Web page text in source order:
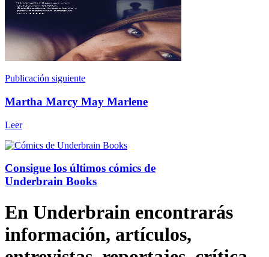
Publicación siguiente
Martha Marcy May Marlene
Leer
Consigue los últimos cómics de
Underbrain Books
En Underbrain encontrarás
información, artículos,